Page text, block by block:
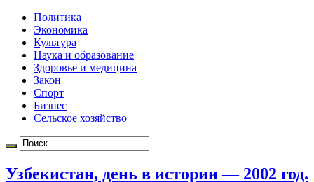
Политика
Экономика
Культура
Наука и образование
Здоровье и медицина
Закон
Спорт
Бизнес
Сельское хозяйство
Узбекистан, день в истории — 2002 год.